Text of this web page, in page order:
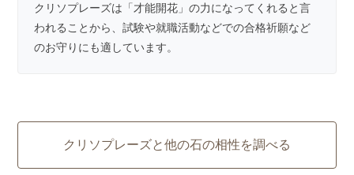
クリソプレーズは「才能開花」の力になってくれると言
われることから、試験や就職活動などでの合格祈願など
のお守りにも適しています。
クリソプレーズと他の石の相性を調べる